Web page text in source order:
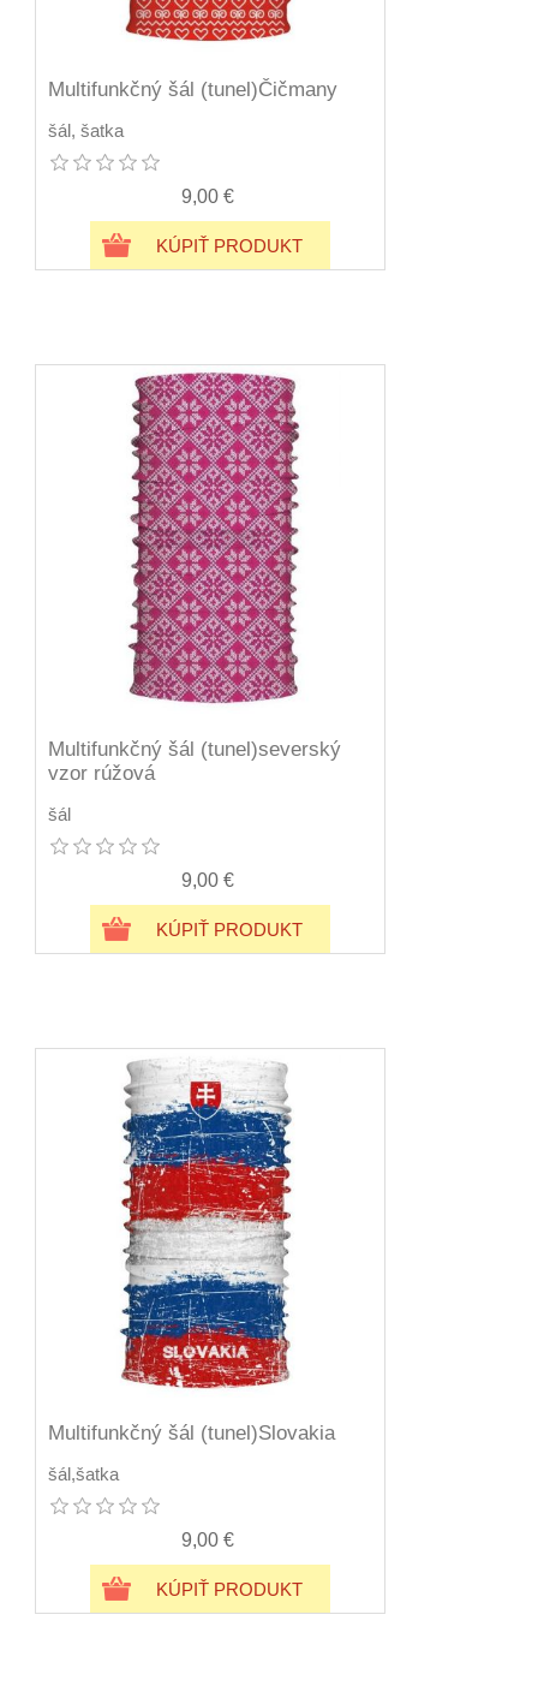
Multifunkčný šál (tunel)Čičmany
šál, šatka
9,00 €
KÚPIŤ PRODUKT
Multifunkčný šál (tunel)severský
vzor rúžová
šál
9,00 €
KÚPIŤ PRODUKT
Multifunkčný šál (tunel)Slovakia
šál,šatka
9,00 €
KÚPIŤ PRODUKT